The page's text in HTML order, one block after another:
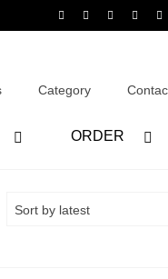
Category
ORDER
Sort by latest